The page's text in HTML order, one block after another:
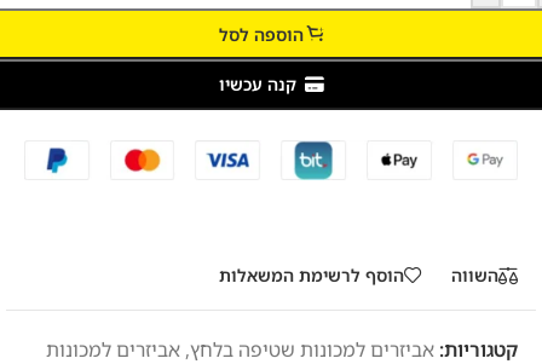
הוספה לסל
קנה עכשיו
השווה הוסף לרשימת המשאלות
קטגוריות: אביזרים למכונות שטיפה בלחץ, אביזרים למכונות